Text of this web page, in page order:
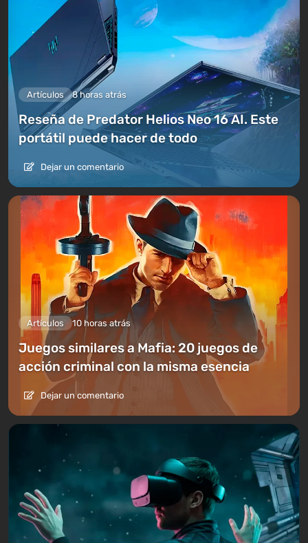
Artículos 8 horas atrás
Reseña de Predator Helios Neo 16 AI. Este
portátil puede hacer de todo
Dejar un comentario
Artículos 10 horas atrás
Juegos similares a Mafia: 20 juegos de
acción criminal con la misma esencia
Dejar un comentario